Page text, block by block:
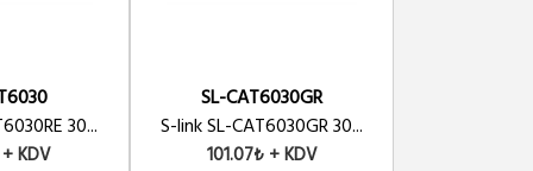
30...
KDV
SL-CAT6030GR
S-link SL-CAT6030GR 30...
101.07₺ + KDV